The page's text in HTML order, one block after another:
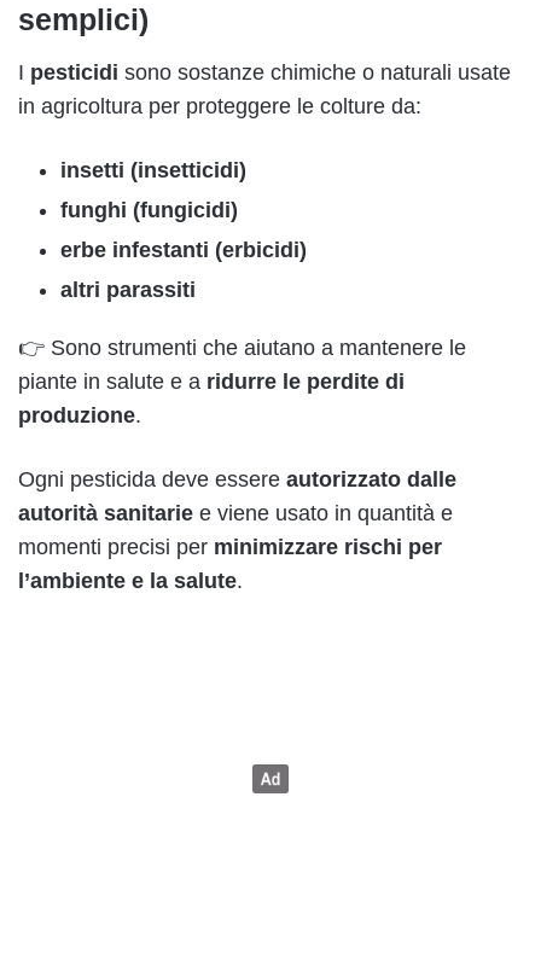
semplici)
I pesticidi sono sostanze chimiche o naturali usate
in agricoltura per proteggere le colture da:
insetti (insetticidi)
funghi (fungicidi)
erbe infestanti (erbicidi)
altri parassiti
👉 Sono strumenti che aiutano a mantenere le
piante in salute e a ridurre le perdite di
produzione.
Ogni pesticida deve essere autorizzato dalle
autorità sanitarie e viene usato in quantità e
momenti precisi per minimizzare rischi per
l’ambiente e la salute.